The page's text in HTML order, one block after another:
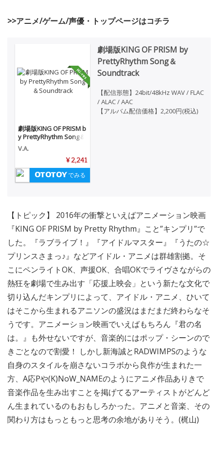
>>アニメ/ゲーム/声優・トップページはコチラ
劇場版KING OF PRISM b
y PrettyRhythm Song＆
Soundtrack
V.A.
¥ 2,241
でみる
劇場版KING OF PRISM by
PrettyRhythm Song＆
Soundtrack
【配信形態】24bit/48kHz WAV / FLAC
/ ALAC / AAC
【アルバム配信価格】2,200円(税込)
【トピック】 2016年の衝撃といえばアニメーション映画
『KING OF PRISM by Pretty Rhythm』こと”キンプリ”で
した。『ラブライブ！』『アイドルマスター』『うたの☆
プリンスさまっ♪』などアイドル・アニメは群雄割拠。そ
こにペンライトOK、声援OK、合唱OKでライヴさながらの
熱狂を劇場で生み出す「応援上映会」という新たな文化で
切り込んだキンプリによって、アイドル・アニメ、ひいて
はそこから生まれるアニソンの盛況はまだまだ終わらなそ
うです。アニメーション映画でいえばもちろん『君の名
は。』も外せないですが、音楽的にはポップ・シーンので
きごとなので割愛！ しかし新海誠とRADWIMPSのような
自身のスタイルを崩さないコラボから良作が生まれた一
方、A応Pや(K)NoW_NAMEのようにアニメ作品ありきで
音楽作品を生み出すことを掲げてるアーティストがどんど
ん生まれているのもおもしろかった。アニメと音楽、その
関わり方はもっともっと思考の余地がありそう。(梶山)